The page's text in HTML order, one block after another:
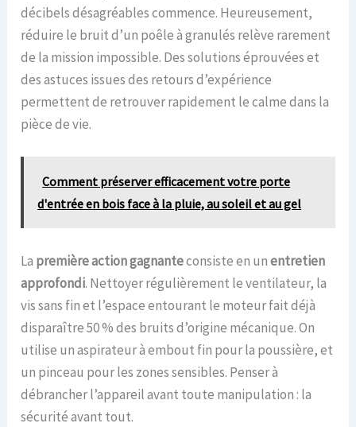
décibels désagréables commence. Heureusement,
réduire le bruit d’un poêle à granulés relève rarement
de la mission impossible. Des solutions éprouvées et
des astuces issues des retours d’expérience
permettent de retrouver rapidement le calme dans la
pièce de vie.
Comment préserver efficacement votre porte
d'entrée en bois face à la pluie, au soleil et au gel
La première action gagnanteconsiste en unentretien
approfondi. Nettoyer régulièrement le ventilateur, la
vis sans fin et l’espace entourant le moteur fait déjà
disparaître 50 % des bruits d’origine mécanique. On
utilise un aspirateur à embout fin pour la poussière, et
un pinceau pour les zones sensibles. Penser à
débrancher l’appareil avant toute manipulation : la
sécurité avant tout.